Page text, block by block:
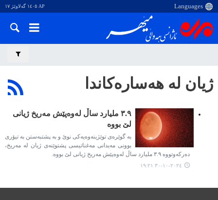
AP ١٤٠٥ گەلاوێژ ١٧
ژیان لە هەسارەکاندا
۳.۹ ملیارد ساڵ لەوەپێش مەریخ ژیانی
لێ بووە
بە گوێرەی توێژینەوەیەکی نوێ و بە پشتبەستن بە تیۆری
بوونی مەیدانی مەغناتیسی پشتوێنەی ژیان لە مەریخ،
دەرکەوتووە ۳.۹ ملیارد ساڵ لەوەپێش مەریخ ژیانی لێ بووە.
٢٠٢٤-١٠-٣٠ ١٩:٢١